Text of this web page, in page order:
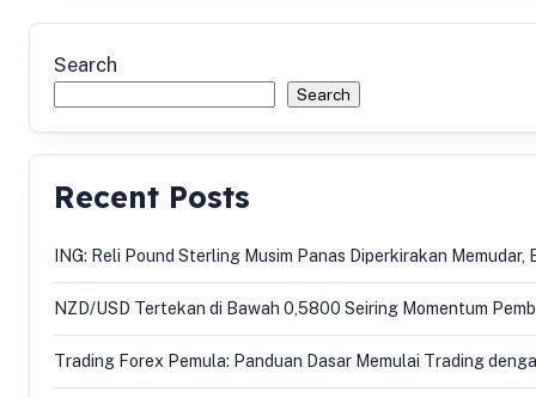
Search
Search
Recent Posts
ING: Reli Pound Sterling Musim Panas Diperkirakan Memudar,
NZD/USD Tertekan di Bawah 0,5800 Seiring Momentum
Trading Forex Pemula: Panduan Dasar Memulai Trading